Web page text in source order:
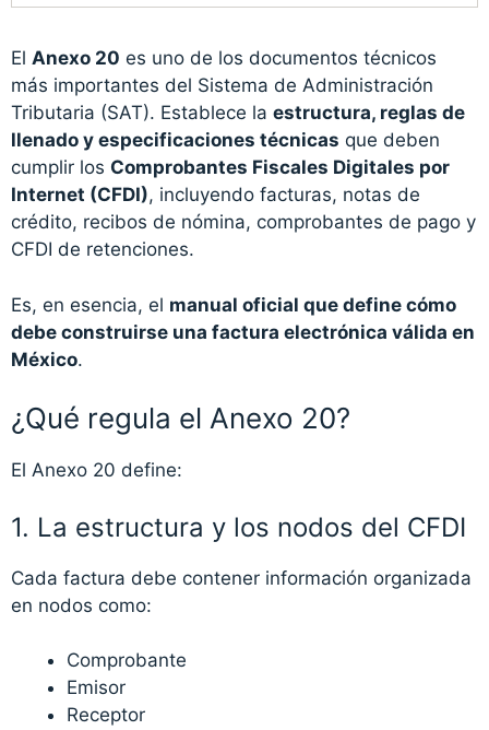
ElAnexo 20 es uno de los documentos técnicos
más importantes del Sistema de Administración
Tributaria (SAT). Establece laestructura, reglas de
llenado y especificaciones técnicas que deben
cumplir los Comprobantes Fiscales Digitales por
Internet (CFDI), incluyendo facturas, notas de
crédito, recibos de nómina, comprobantes de pago y
CFDI de retenciones.
Es, en esencia, el manual oficial que define cómo
debe construirse una factura electrónica válida en
México.
¿Qué regula el Anexo 20?
El Anexo 20 define:
1. La estructura y los nodos del CFDI
Cada factura debe contener información organizada
en nodos como:
Comprobante
Emisor
Receptor